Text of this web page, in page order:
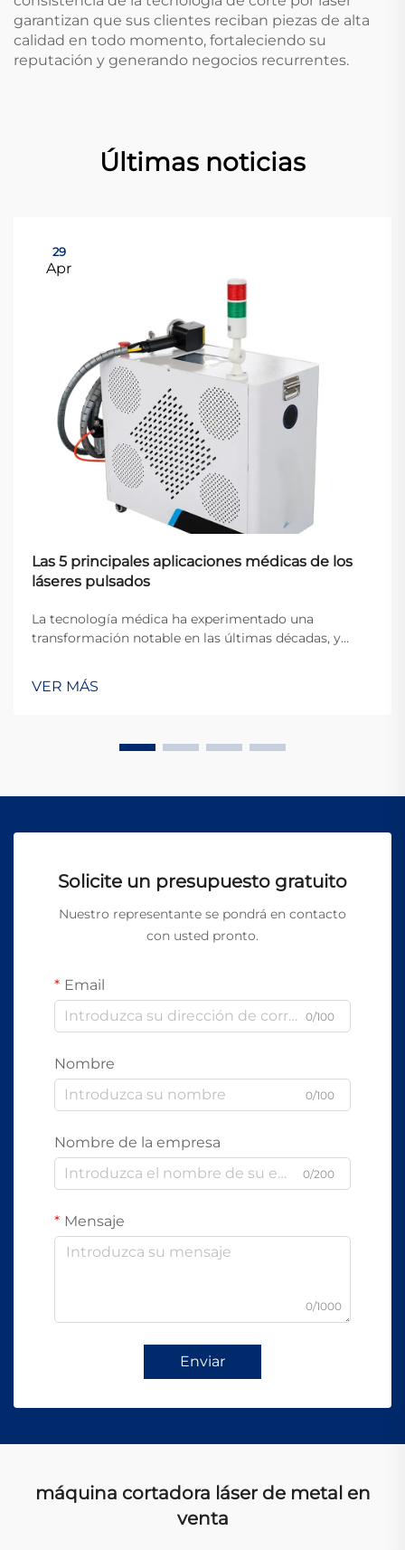
garantizan que sus clientes reciban piezas de alta
calidad en todo momento, fortaleciendo su
reputación y generando negocios recurrentes.
Últimas noticias
29
Apr
Las 5 principales aplicaciones médicas de los
láseres pulsados
La tecnología médica ha experimentado una
transformación notable en las últimas décadas, y
encuentra la aplicación de los sistemas láser pulsados
en la práctica clínica. A diferencia de los láseres de
VER MÁS
Solicite un presupuesto gratuito
Nuestro representante se pondrá en contacto
con usted pronto.
Email
0/100
Nombre
0/100
Nombre de la empresa
0/200
Mensaje
0/1000
Enviar
máquina cortadora láser de metal en
venta